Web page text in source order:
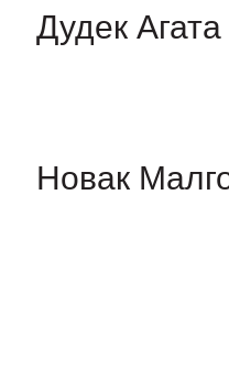
Дудек Агата
Новак